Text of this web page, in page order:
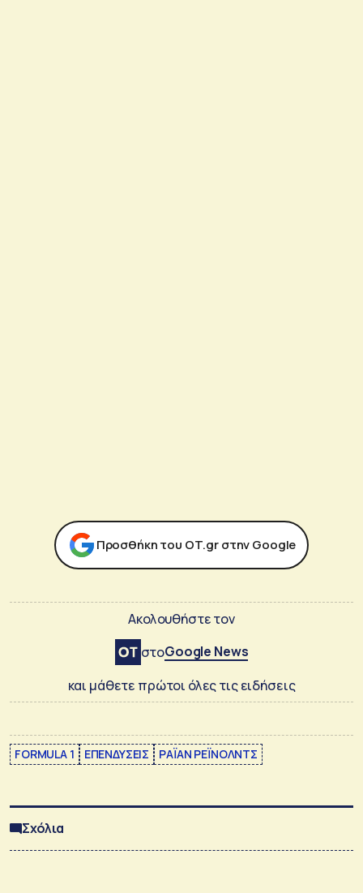
Προσθήκη του ΟΤ.gr στην Google
Ακολουθήστε τον
στοGoogle News
και μάθετε πρώτοι όλες τις ειδήσεις
FORMULA 1 ΕΠΕΝΔΥΣΕΙΣ ΡΑΪΑΝ ΡΕΪΝΟΛΝΤΣ
Σχόλια